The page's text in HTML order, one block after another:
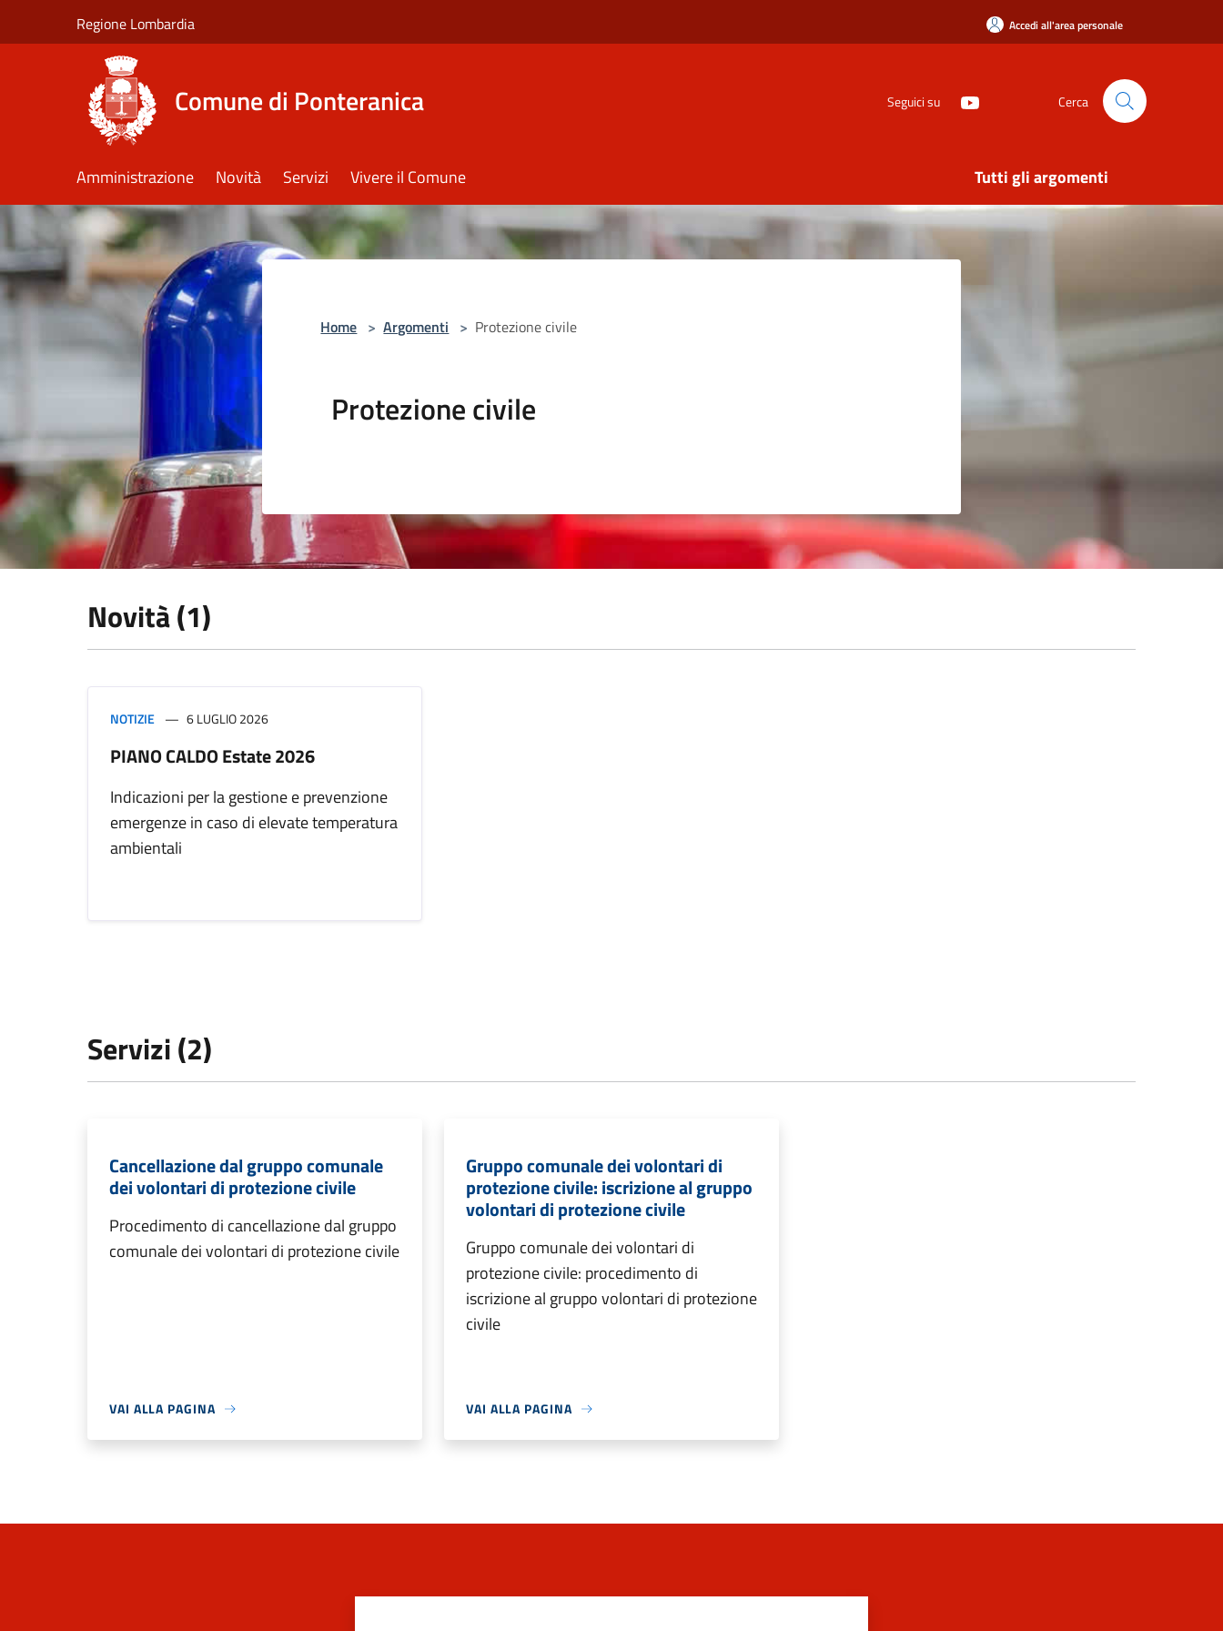
Regione Lombardia Accedi all'area personale
Comune di Ponteranica Seguici su Cerca
Amministrazione Novità Servizi Vivere il Comune Tutti gli argomenti
Home > Argomenti > Protezione civile
Protezione civile
Novità (1)
NOTIZIE 6 LUGLIO 2026
PIANO CALDO Estate 2026
Indicazioni per la gestione e prevenzione
emergenze in caso di elevate temperatura
ambientali
Servizi (2)
Cancellazione dal gruppo comunale
dei volontari di protezione civile
Procedimento di cancellazione dal gruppo
comunale dei volontari di protezione civile
VAI ALLA PAGINA
Gruppo comunale dei volontari di
protezione civile: iscrizione al gruppo
volontari di protezione civile
Gruppo comunale dei volontari di
protezione civile: procedimento di
iscrizione al gruppo volontari di protezione
civile
VAI ALLA PAGINA